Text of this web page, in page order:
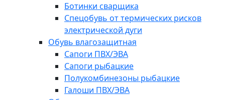
Ботинки сварщика
Спецобувь от термических рисков
электрической дуги
Обувь влагозащитная
Сапоги ПВХ/ЭВА
Сапоги рыбацкие
Полукомбинезоны рыбацкие
Галоши ПВХ/ЭВА